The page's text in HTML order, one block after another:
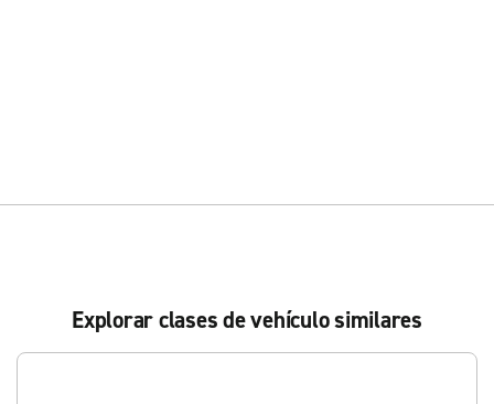
Explorar clases de vehículo similares